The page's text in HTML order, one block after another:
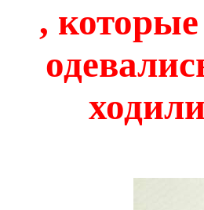
,